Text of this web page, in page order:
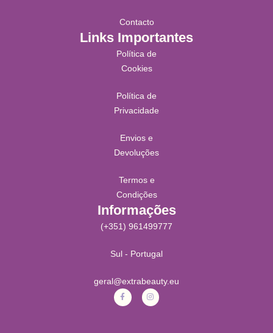
Contacto
Links Importantes
Política de
Cookies
Política de
Privacidade
Envios e
Devoluções
Termos e
Condições
Informações
(+351) 961499777
Sul - Portugal
geral@extrabeauty.eu